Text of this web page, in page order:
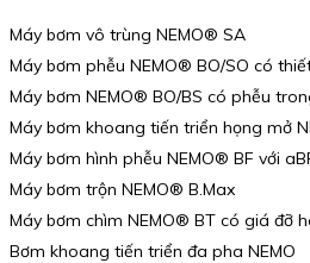
Máy bơm vô trùng NEMO® SA
Máy bơm phễu NEMO® BO/SO có
Máy bơm NEMO® BO/BS có phễu
Máy bơm khoang tiến triển họng mở
Máy bơm hình phễu NEMO® BF với
Máy bơm trộn NEMO® B.Max
Máy bơm chìm NEMO® BT có giá đỡ
Bơm khoang tiến triển đa pha NEMO